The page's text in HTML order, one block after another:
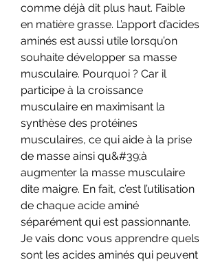
comme déjà dit plus haut. Faible
en matière grasse. L’apport d’acides
aminés est aussi utile lorsqu’on
souhaite développer sa masse
musculaire. Pourquoi ? Car il
participe à la croissance
musculaire en maximisant la
synthèse des protéines
musculaires, ce qui aide à la prise
de masse ainsi qu&#39;à
augmenter la masse musculaire
dite maigre. En fait, c’est l’utilisation
de chaque acide aminé
séparément qui est passionnante.
Je vais donc vous apprendre quels
sont les acides aminés qui peuvent